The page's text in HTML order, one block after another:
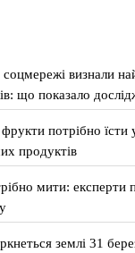
визнали
що показало
фрукти потрібно
продуктів
мити: експерти
землі 31